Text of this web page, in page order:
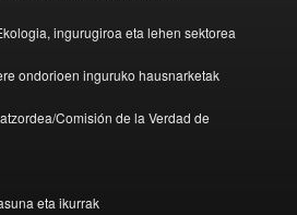
ingurugiroa eta lehen sektorea
ondorioen inguruko hausnarketak
Comisión de la Verdad de
eta ikurrak